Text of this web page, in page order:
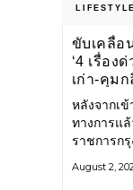
LIFESTYLE
ขับเคลื่อ
‘4 เรื่อง
เก่า-คุม
หลังจากเ
ทางการแ
ราชการก
ยุทธศาสต
August 2,